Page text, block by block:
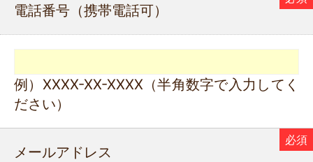
電話番号（携帯電話可）
例）XXXX-XX-XXXX（半角数字で入力してく
ださい）
メールアドレス